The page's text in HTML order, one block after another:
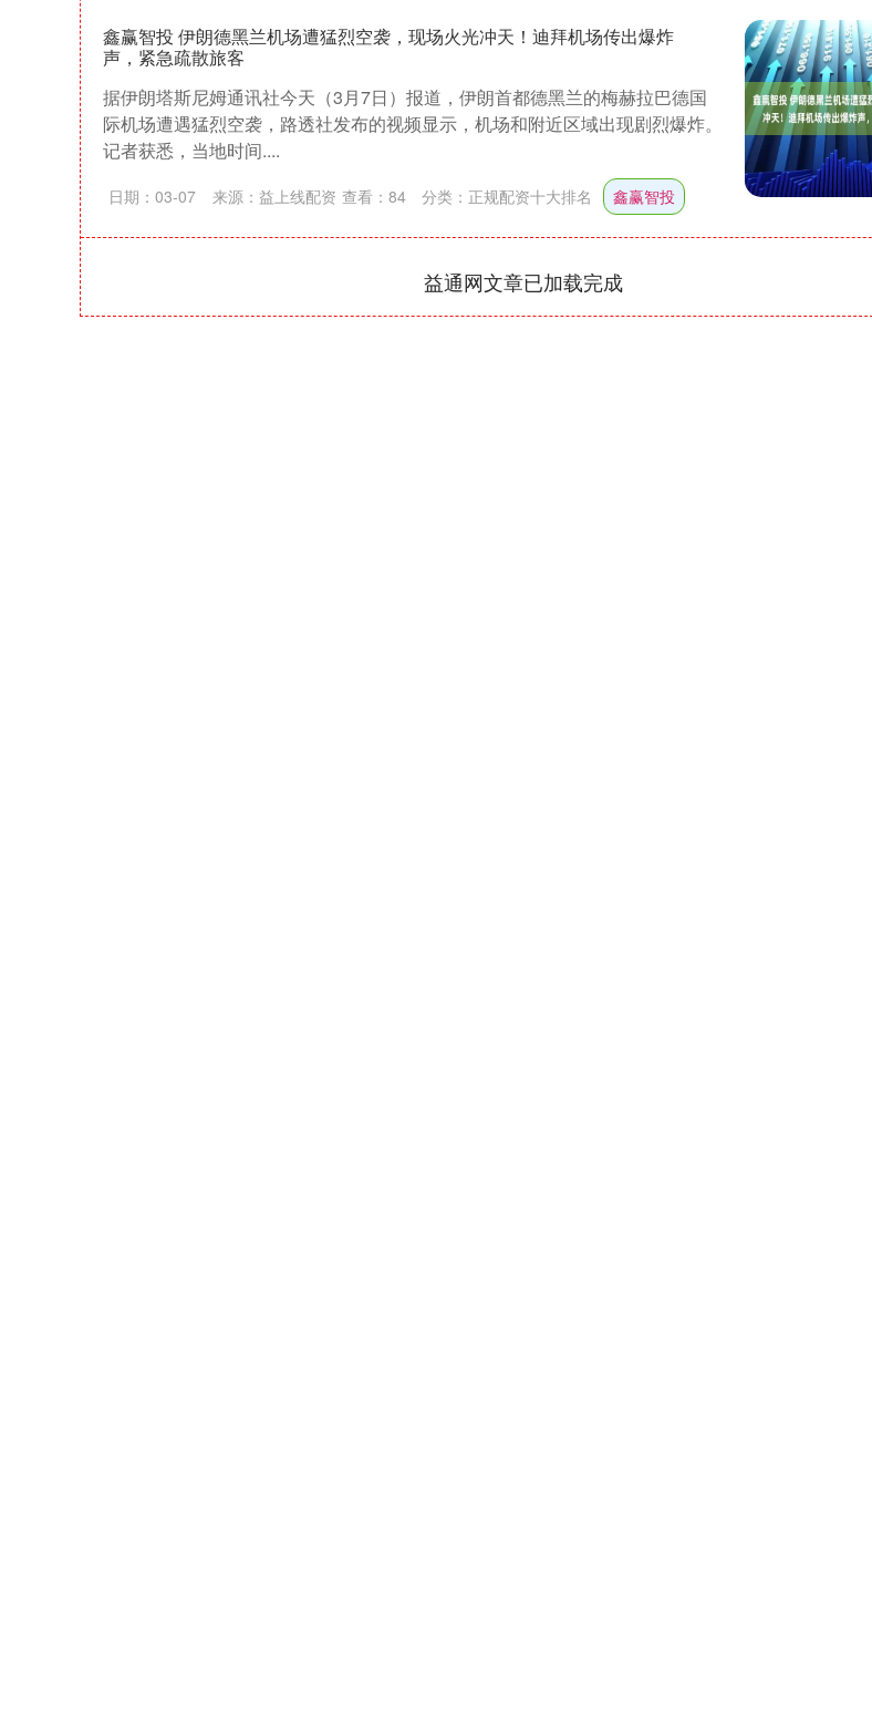
鑫赢智投 伊朗德黑兰机场遭猛烈空袭，现场火光冲天！迪拜机场传出爆炸
声，紧急疏散旅客
据伊朗塔斯尼姆通讯社今天（3月7日）报道，伊朗首都德黑兰的梅赫拉巴德国
际机场遭遇猛烈空袭，路透社发布的视频显示，机场和附近区域出现剧烈爆炸。
记者获悉，当地时间....
日期：03-07 来源：益上线配资 查看： 84 分类： 正规配资十大排名 鑫赢智投
益通网文章已加载完成